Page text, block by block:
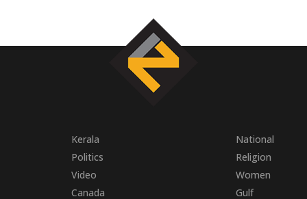
Kerala National
Politics Religion
Video Women
Canada Gulf